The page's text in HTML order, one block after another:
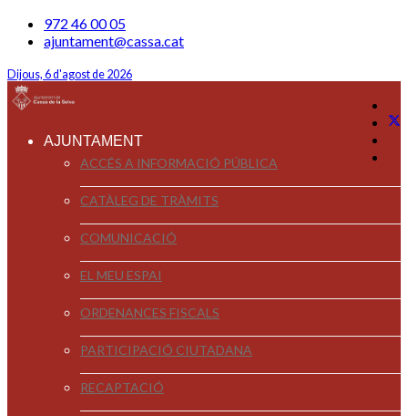
972 46 00 05
ajuntament@cassa.cat
Dijous, 6 d'agost de 2026
AJUNTAMENT
ACCÉS A INFORMACIÓ PÚBLICA
CATÀLEG DE TRÀMITS
COMUNICACIÓ
EL MEU ESPAI
ORDENANCES FISCALS
PARTICIPACIÓ CIUTADANA
RECAPTACIÓ